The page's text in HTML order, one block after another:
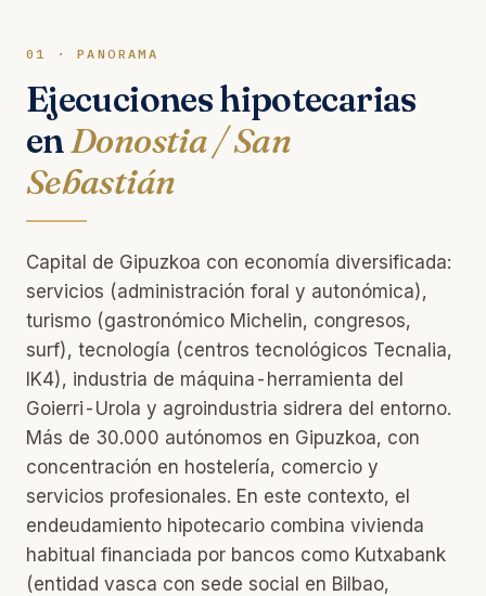
01 · PANORAMA
Ejecuciones hipotecarias
enDonostia / San
Sebastián
Capital de Gipuzkoa con economía diversificada:
servicios (administración foral y autonómica),
turismo (gastronómico Michelin, congresos,
surf), tecnología (centros tecnológicos Tecnalia,
IK4), industria de máquina-herramienta del
Goierri-Urola y agroindustria sidrera del entorno.
Más de 30.000 autónomos en Gipuzkoa, con
concentración en hostelería, comercio y
servicios profesionales. En este contexto, el
endeudamiento hipotecario combina vivienda
habitual financiada por bancos como Kutxabank
(entidad vasca con sede social en Bilbao,